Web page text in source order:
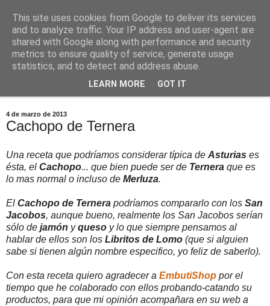
Comoju
La Cocina del Día a Día y el día a día de la Gastronomía
4 de marzo de 2013
Cachopo de Ternera
Una receta que podríamos considerar típica de Asturias es
ésta, el Cachopo... que bien puede ser de Ternera que es
lo mas normal o incluso de Merluza.
El Cachopo de Ternera podríamos compararlo con los San
Jacobos, aunque bueno, realmente los San Jacobos serían
sólo de jamón yqueso y lo que siempre pensamos al
hablar de ellos son los Libritos de Lomo (que si alguien
sabe si tienen algún nombre especifico, yo feliz de saberlo).
Con esta receta quiero agradecer a EmbutiShop por el
tiempo que he colaborado con ellos probando-catando su
productos, para que mi opinión acompañara en su web a
This site uses cookies from Google to deliver its services
and to analyze traffic. Your IP address and user-agent are
shared with Google along with performance and security
metrics to ensure quality of service, generate usage
statistics, and to detect and address abuse.
LEARN MORE GOT IT